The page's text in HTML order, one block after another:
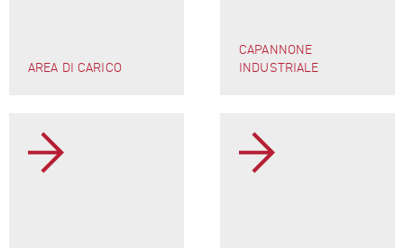
AREA DI CARICO
CAPANNONE
INDUSTRIALE